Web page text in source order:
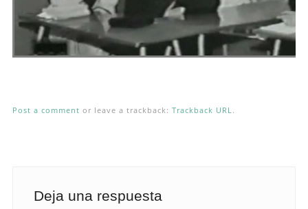
Post a comment or leave a trackback: Trackback URL.
Deja una respuesta